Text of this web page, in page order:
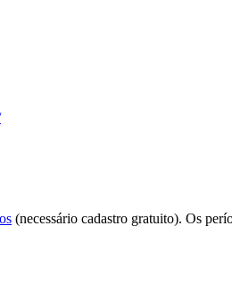
(necessário cadastro gratuito). Os